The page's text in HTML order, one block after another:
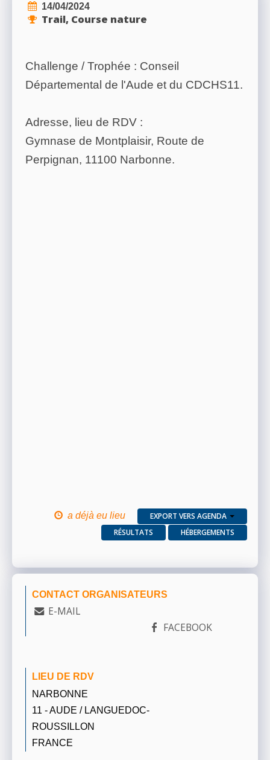
14/04/2024
Trail, Course nature
Challenge / Trophée : Conseil
Départemental de l'Aude et du CDCHS11.
Adresse, lieu de RDV :
Gymnase de Montplaisir, Route de
Perpignan, 11100 Narbonne.
a déjà eu lieu
EXPORT VERS AGENDA
RÉSULTATS
HÉBERGEMENTS
CONTACT ORGANISATEURS
E-MAIL
FACEBOOK
LIEU DE RDV
NARBONNE
11 - AUDE / LANGUEDOC-
ROUSSILLON
FRANCE